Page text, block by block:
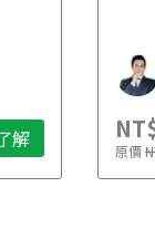
解 原價